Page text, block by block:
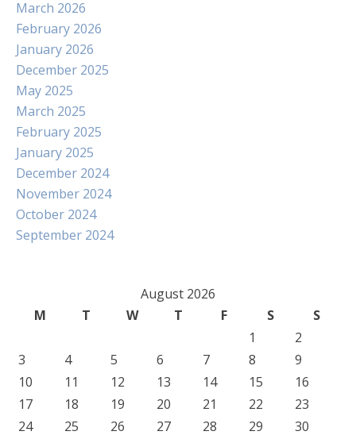
March 2026
February 2026
January 2026
December 2025
May 2025
March 2025
February 2025
January 2025
December 2024
November 2024
October 2024
September 2024
August 2026
M
T W T F S
S
1
2
3
4 5 6 7 8
9
10
11 12 13 14 15
16
17
18 19 20 21 22
23
24
25 26 27 28 29
30